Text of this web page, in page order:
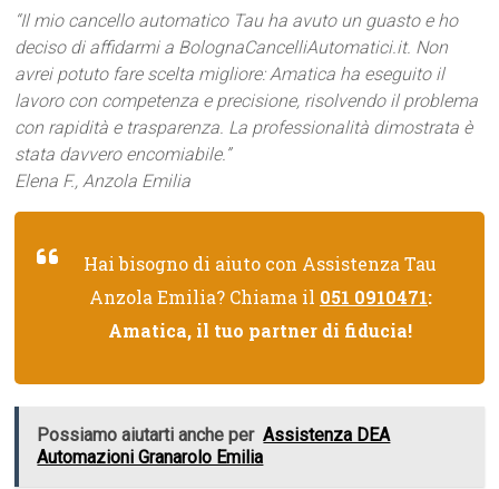
“Il mio cancello automatico Tau ha avuto un guasto e ho
deciso di affidarmi a BolognaCancelliAutomatici.it. Non
avrei potuto fare scelta migliore: Amatica ha eseguito il
lavoro con competenza e precisione, risolvendo il problema
con rapidità e trasparenza. La professionalità dimostrata è
stata davvero encomiabile.”
Elena F., Anzola Emilia
Hai bisogno di aiuto con Assistenza Tau
Anzola Emilia? Chiama il 051 0910471:
Amatica, il tuo partner di fiducia!
Possiamo aiutarti anche per Assistenza DEA
Automazioni Granarolo Emilia